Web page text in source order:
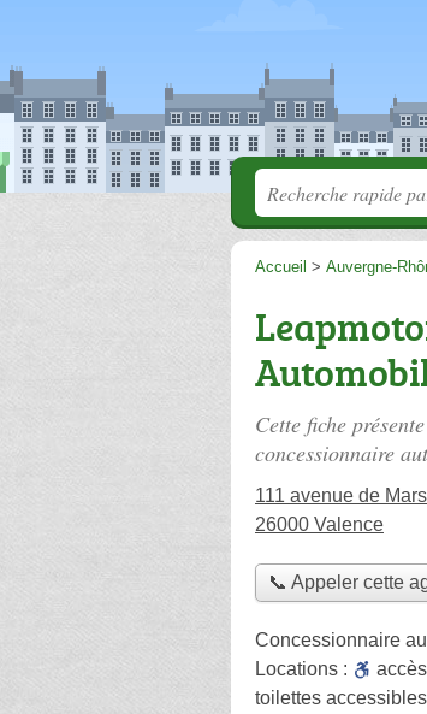
Accueil > Auvergne-
Cette fiche
concessionnaire
111 avenue de
26000 Valence
📞 Appeler cette
Concessionnaire
Locations :
accès
toilettes